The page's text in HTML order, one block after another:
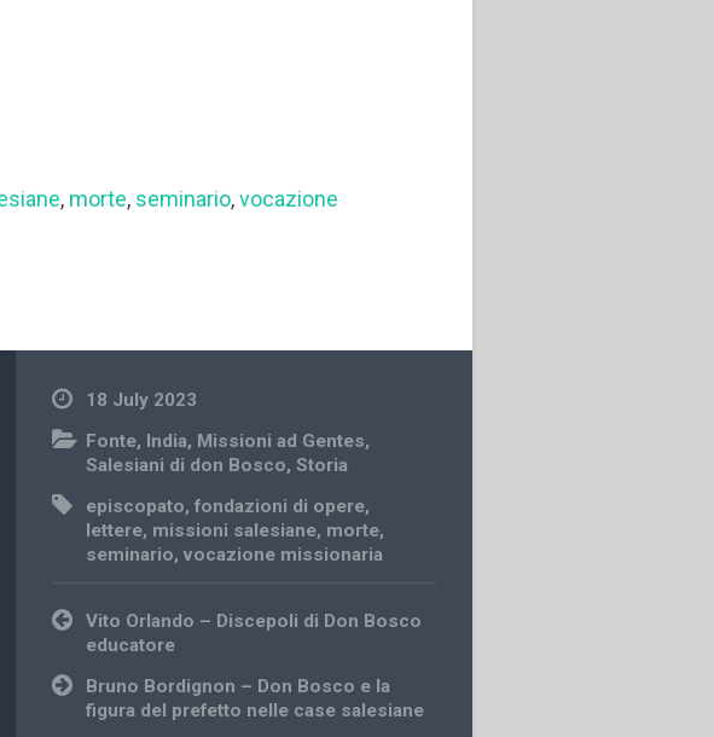
, morte, seminario,vocazione
18 July 2023
Fonte, India, Missioni ad Gentes,
Salesiani di don Bosco,Storia
episcopato,fondazioni di opere,
lettere, missioni salesiane, morte,
seminario,vocazione missionaria
Post
navigation
Vito Orlando – Discepoli di Don Bosco
educatore
Bruno Bordignon – Don Bosco e la
figura del prefetto nelle case salesiane